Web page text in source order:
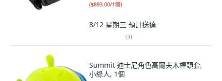
($893.00/1個)
8/12 星期三 預計送達
(3)
Summit 迪士尼角色高爾夫木桿頭套,
小綠人, 1個